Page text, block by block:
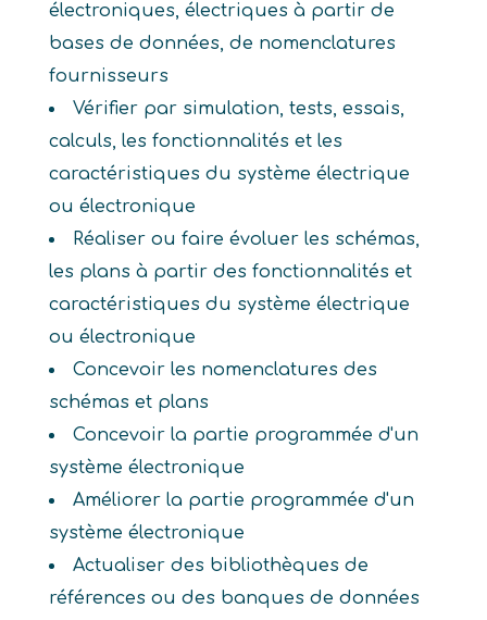
électroniques, électriques à partir de
bases de données, de nomenclatures
fournisseurs
Vérifier par simulation, tests, essais,
calculs, les fonctionnalités et les
caractéristiques du système électrique
ou électronique
Réaliser ou faire évoluer les schémas,
les plans à partir des fonctionnalités et
caractéristiques du système électrique
ou électronique
Concevoir les nomenclatures des
schémas et plans
Concevoir la partie programmée d'un
système électronique
Améliorer la partie programmée d'un
système électronique
Actualiser des bibliothèques de
références ou des banques de données